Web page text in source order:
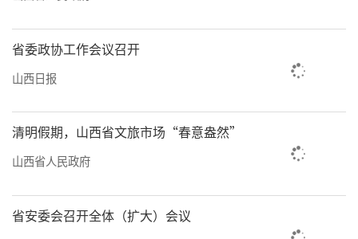
省委政协工作会议召开
山西日报
清明假期，山西省文旅市场“春意盎然”
山西省人民政府
省安委会召开全体（扩大）会议